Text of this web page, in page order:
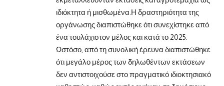
ιδιόκτητα ή μισθωμένα.Η δραστηριότητα της
οργάνωσης διαπιστώθηκε ότι συνεχίστηκε από
ένα τουλάχιστον μέλος και κατά το 2025.
Ωστόσο, από τη συνολική έρευνα διαπιστώθηκε
ότι μεγάλο μέρος των δηλωθέντων εκτάσεων
δεν αντιστοιχούσε στο πραγματικό ιδιοκτησιακό